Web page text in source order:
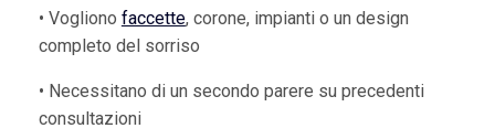
• Vogliono faccette, corone, impianti o un design
completo del sorriso
• Necessitano di un secondo parere su precedenti
consultazioni